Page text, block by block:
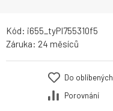
Kód: i655_tyPI755310f5
Záruka: 24 měsíců
Do oblíbených
Porovnání